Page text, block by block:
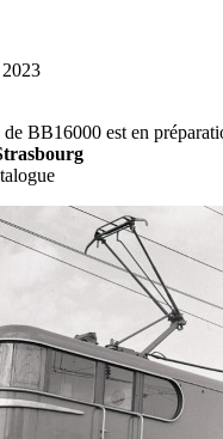
de BB16000 est en